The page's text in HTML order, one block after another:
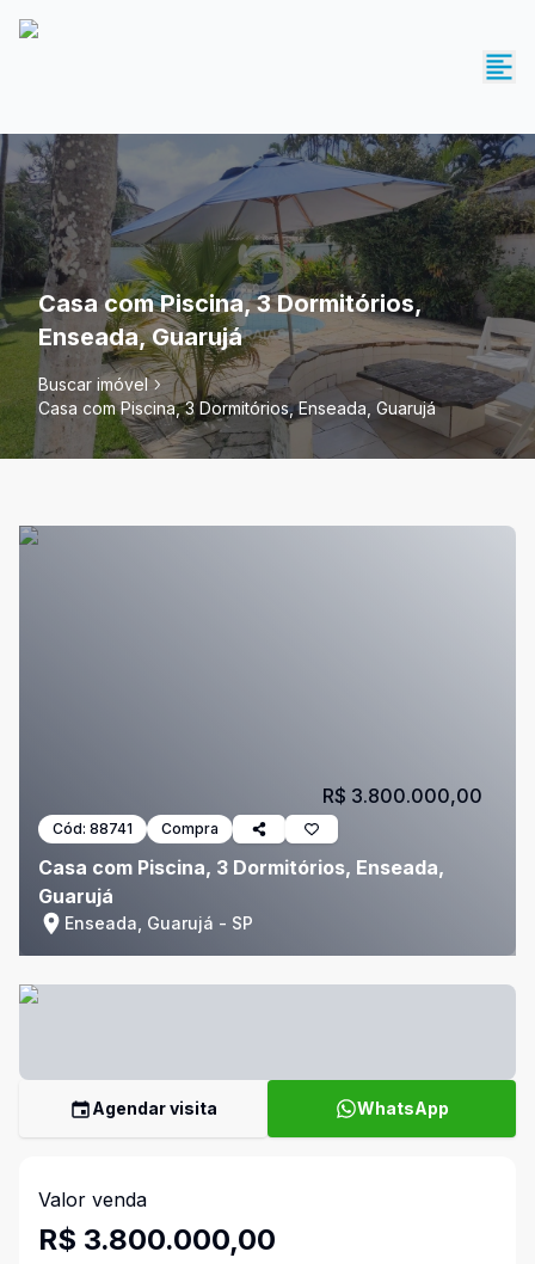
Casa com Piscina, 3 Dormitórios,
Enseada, Guarujá
Buscar imóvel
Casa com Piscina, 3 Dormitórios, Enseada, Guarujá
Cód: 88741 Compra
Casa com Piscina, 3 Dormitórios, Enseada,
Guarujá
Enseada, Guarujá - SP
R$ 3.800.000,00
Agendar visita WhatsApp
Valor venda
R$ 3.800.000,00